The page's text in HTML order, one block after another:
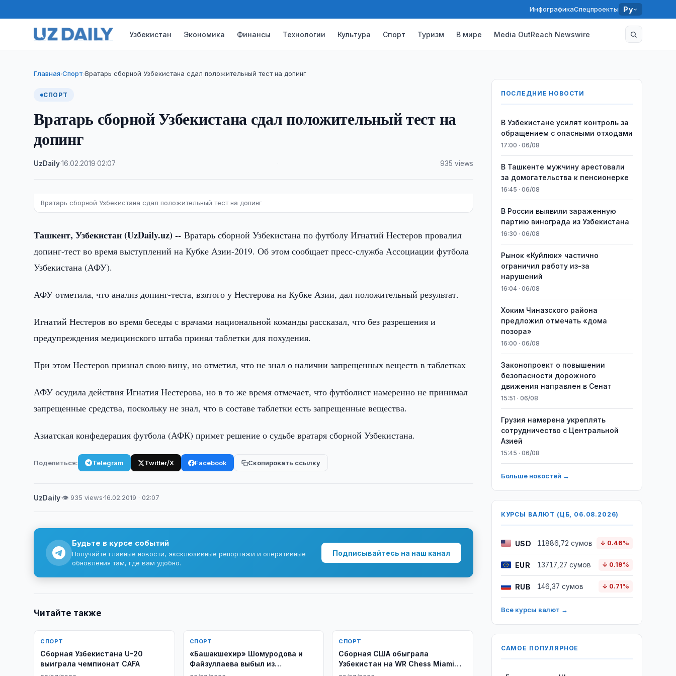
ИнфографикаСпецпроекты Ру
Узбекистан Экономика Финансы Технологии Культура Спорт Туризм В мире Media OutReach Newswire
Главная›Спорт›Вратарь сборной Узбекистана сдал положительный тест на допинг
СПОРТ
Вратарь сборной Узбекистана сдал положительный тест на
допинг
UzDaily·16.02.2019 ·02:07 935 views
Вратарь сборной Узбекистана сдал положительный тест на допинг
Ташкент, Узбекистан (UzDaily.uz) --Вратарь сборной Узбекистана по футболу Игнатий Нестеров провалил
допинг-тест во время выступлений на Кубке Азии-2019. Об этом сообщает пресс-служба Ассоциации футбола
Узбекистана (АФУ).
АФУ отметила, что анализ допинг-теста, взятого у Нестерова на Кубке Азии, дал положительный результат.
Игнатий Нестеров во время беседы с врачами национальной команды рассказал, что без разрешения и
предупреждения медицинского штаба принял таблетки для похудения.
При этом Нестеров признал свою вину, но отметил, что не знал о наличии запрещенных веществ в таблетках
АФУ осудила действия Игнатия Нестерова, но в то же время отмечает, что футболист намеренно не принимал
запрещенные средства, поскольку не знал, что в составе таблетки есть запрещенные вещества.
Азиатская конфедерация футбола (АФК) примет решение о судьбе вратаря сборной Узбекистана.
Поделиться: Telegram Twitter/X Facebook Скопировать ссылку
UzDaily·👁 935 views·16.02.2019 · 02:07
Будьте в курсе событий
Получайте главные новости, эксклюзивные репортажи и оперативные
обновления там, где вам удобно.
Подписывайтесь на наш канал
Читайте также
СПОРТ
Сборная Узбекистана U-20
выиграла чемпионат CAFA
СПОРТ
«Башакшехир» Шомуродова и
Файзуллаева выбыл из
еврокубков
СПОРТ
Сборная США обыграла
Узбекистан на WR Chess Miami
2026
ПОСЛЕДНИЕ НОВОСТИ
В Узбекистане усилят контроль за
обращением с опасными отходами
17:00 · 06/08
В Ташкенте мужчину арестовали
за домогательства к пенсионерке
16:45 · 06/08
В России выявили зараженную
партию винограда из Узбекистана
16:30 · 06/08
Рынок «Куйлюк» частично
ограничил работу из-за
нарушений
16:04 · 06/08
Хоким Чиназского района
предложил отмечать «дома
позора»
16:00 · 06/08
Законопроект о повышении
безопасности дорожного
движения направлен в Сенат
15:51 · 06/08
Грузия намерена укреплять
сотрудничество с Центральной
Азией
15:45 · 06/08
Больше новостей →
КУРСЫ ВАЛЮТ (ЦБ, 06.08.2026)
USD 11886,72 сумов ↓ 0.46%
EUR 13717,27 сумов ↓ 0.19%
RUB 146,37 сумов ↓ 0.71%
Все курсы валют →
САМОЕ ПОПУЛЯРНОЕ